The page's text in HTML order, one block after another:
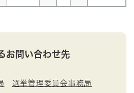
お問い合わせ先
選挙管理委員会事務局